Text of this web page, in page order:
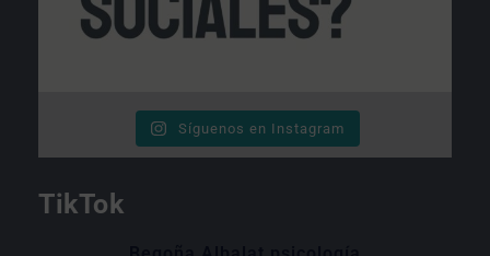
Síguenos en Instagram
TikTok